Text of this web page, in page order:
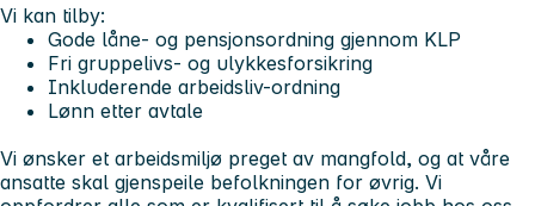
Vi kan tilby:
Gode låne- og pensjonsordning gjennom KLP
Fri gruppelivs- og ulykkesforsikring
Inkluderende arbeidsliv-ordning
Lønn etter avtale
Vi ønsker et arbeidsmiljø preget av mangfold, og at våre
ansatte skal gjenspeile befolkningen for øvrig. Vi